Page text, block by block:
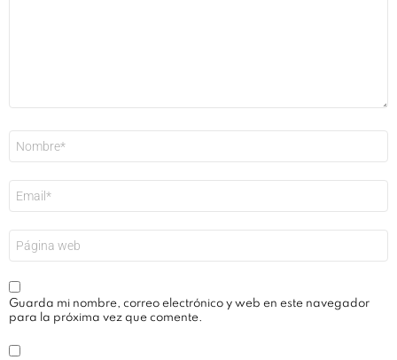
electrónico
*
Guarda mi nombre, correo electrónico y web en este navegador
para la próxima vez que comente.